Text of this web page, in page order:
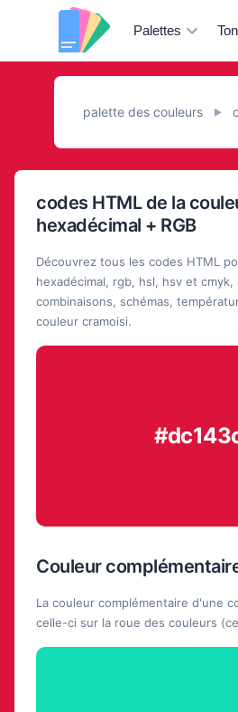
Palettes
palette des couleurs ►
codes HTML de la
hexadécimal + RGB
Découvrez tous les codes HTML
hexadécimal, rgb, hsl, hsv et
combinaisons, schémas,
couleur cramoisi.
Couleur
La couleur complémentaire d'une
celle-ci sur la roue des couleurs